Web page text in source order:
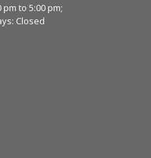
pm to 5:00 pm;
Closed